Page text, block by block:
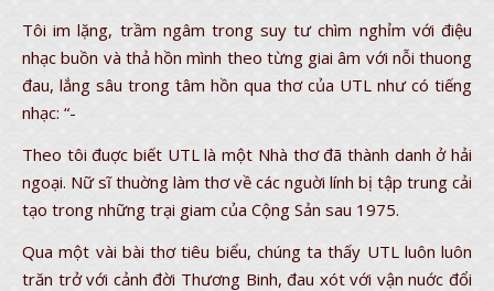
Tôi im lặng, trầm ngâm trong suy tư chìm nghỉm với điệu
nhạc buồn và thả hồn mình theo từng giai âm với nỗi thuong
đau, lắng sâu trong tâm hồn qua thơ của UTL như có tiếng
nhạc: “-
Theo tôi đuợc biết UTL là một Nhà thơ đã thành danh ở hải
ngoại. Nữ sĩ thuờng làm thơ về các nguời lính bị tập trung cải
tạo trong những trại giam của Cộng Sản sau 1975.
Qua một vài bài thơ tiêu biểu, chúng ta thấy UTL luôn luôn
trăn trở với cảnh đời Thương Binh, đau xót với vận nuớc đổi